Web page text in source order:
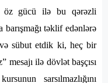
öz gücü ilə bu qərəzli
təklif edənlərə
sübut etdik ki, heç bir
ilə dövlət başçısı
sarsılmazlığını